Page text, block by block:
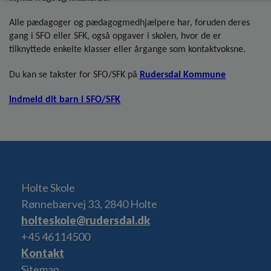
Alle pædagoger og pædagogmedhjælpere har, foruden deres
gang i SFO eller SFK, også opgaver i skolen, hvor de er
tilknyttede enkelte klasser eller årgange som kontaktvoksne.
Du kan se takster for SFO/SFK på Rudersdal Kommune
Indmeld dit barn i SFO/SFK
Holte Skole
Rønnebærvej 33, 2840 Holte
holteskole@rudersdal.dk
+45 46114500
Kontakt